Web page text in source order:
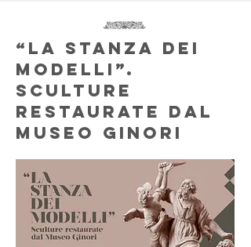
“La stanza dei
modelli”.
Sculture
restaurate dal
Museo Ginori